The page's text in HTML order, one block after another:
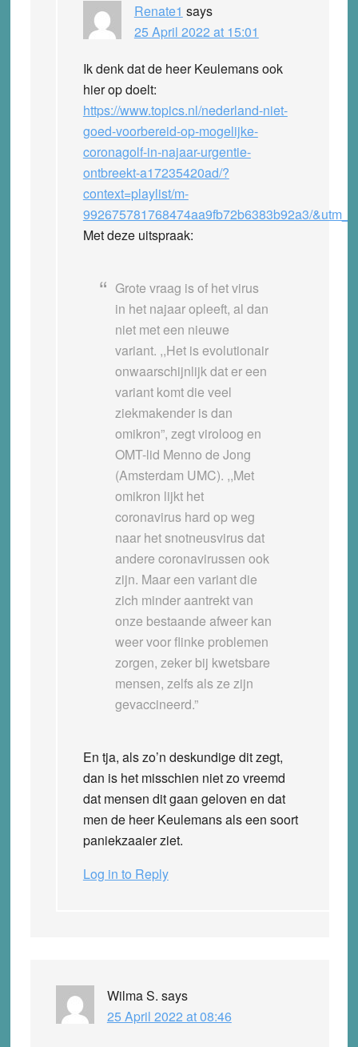
Renate1 says
25 April 2022 at 15:01
Ik denk dat de heer Keulemans ook
hier op doelt:
https://www.topics.nl/nederland-niet-
goed-voorbereid-op-mogelijke-
coronagolf-in-najaar-urgentie-
ontbreekt-a17235420ad/?
context=playlist/m-
992675781768474aa9fb72b6383b92a3/
Met deze uitspraak:
Grote vraag is of het virus
in het najaar opleeft, al dan
niet met een nieuwe
variant. ,,Het is evolutionair
onwaarschijnlijk dat er een
variant komt die veel
ziekmakender is dan
omikron”, zegt viroloog en
OMT-lid Menno de Jong
(Amsterdam UMC). ,,Met
omikron lijkt het
coronavirus hard op weg
naar het snotneusvirus dat
andere coronavirussen ook
zijn. Maar een variant die
zich minder aantrekt van
onze bestaande afweer kan
weer voor flinke problemen
zorgen, zeker bij kwetsbare
mensen, zelfs als ze zijn
gevaccineerd.”
En tja, als zo’n deskundige dit zegt,
dan is het misschien niet zo vreemd
dat mensen dit gaan geloven en dat
men de heer Keulemans als een soort
paniekzaaier ziet.
Log in to Reply
Wilma S. says
25 April 2022 at 08:46